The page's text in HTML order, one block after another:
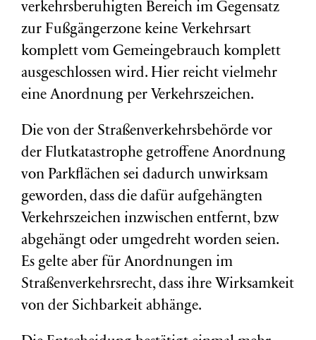
verkehrsberuhigten Bereich im Gegensatz
zur Fußgängerzone keine Verkehrsart
komplett vom Gemeingebrauch komplett
ausgeschlossen wird. Hier reicht vielmehr
eine Anordnung per Verkehrszeichen.
Die von der Straßenverkehrsbehörde vor
der Flutkatastrophe getroffene Anordnung
von Parkflächen sei dadurch unwirksam
geworden, dass die dafür aufgehängten
Verkehrszeichen inzwischen entfernt, bzw
abgehängt oder umgedreht worden seien.
Es gelte aber für Anordnungen im
Straßenverkehrsrecht, dass ihre Wirksamkeit
von der Sichbarkeit abhänge.